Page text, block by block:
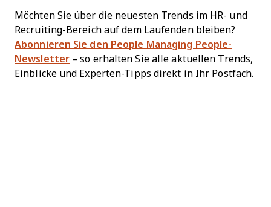
Möchten Sie über die neuesten Trends im HR- und
Recruiting-Bereich auf dem Laufenden bleiben?
Abonnieren Sie den People Managing People-
Newsletter – so erhalten Sie alle aktuellen Trends,
Einblicke und Experten-Tipps direkt in Ihr Postfach.